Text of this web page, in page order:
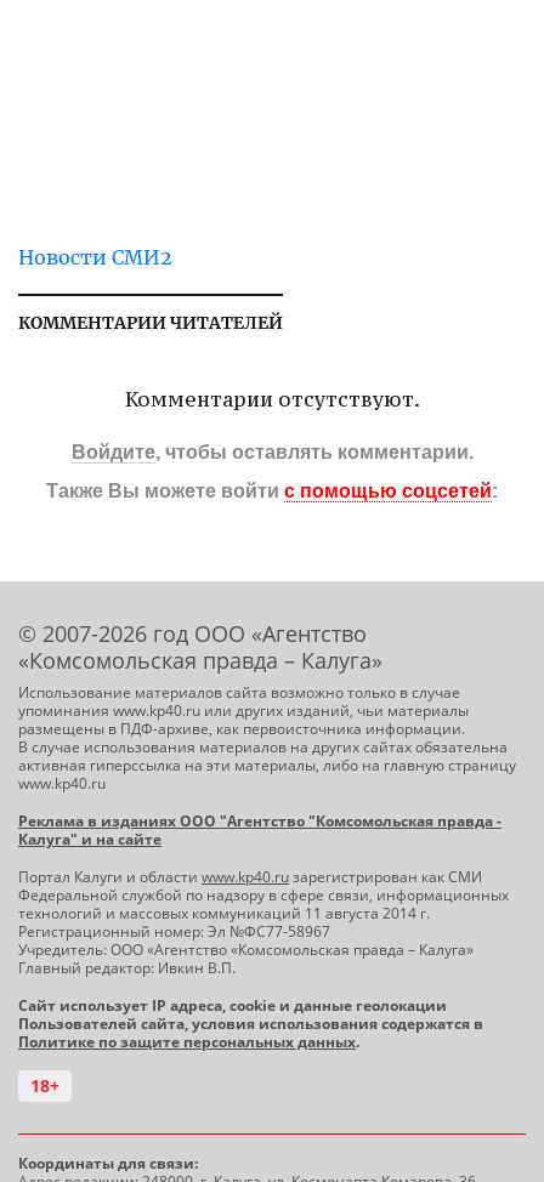
Новости СМИ2
КОММЕНТАРИИ ЧИТАТЕЛЕЙ
Комментарии отсутствуют.
Войдите, чтобы оставлять комментарии.
Также Вы можете войти с помощью соцсетей:
© 2007-2026 год ООО «Агентство
«Комсомольская правда – Калуга»
Использование материалов сайта возможно только в случае
упоминания www.kp40.ru или других изданий, чьи материалы
размещены в ПДФ-архиве, как первоисточника информации.
В случае использования материалов на других сайтах обязательна
активная гиперссылка на эти материалы, либо на главную страницу
www.kp40.ru
Реклама в изданиях ООО "Агентство "Комсомольская правда -
Калуга" и на сайте
Портал Калуги и области www.kp40.ruзарегистрирован как СМИ
Федеральной службой по надзору в сфере связи, информационных
технологий и массовых коммуникаций 11 августа 2014 г.
Регистрационный номер: Эл №ФС77-58967
Учредитель: ООО «Агентство «Комсомольская правда – Калуга»
Главный редактор: Ивкин В.П.
Сайт использует IP адреса, cookie и данные геолокации
Пользователей сайта, условия использования содержатся в
Политике по защите персональных данных.
18+
Координаты для связи: